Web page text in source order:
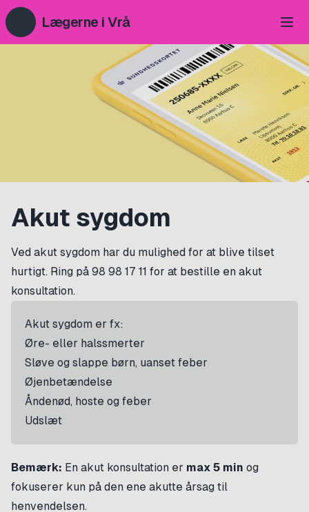
Lægerne i Vrå
Akut sygdom
Ved akut sygdom har du mulighed for at blive tilset
hurtigt. Ring på 98 98 17 11 for at bestille en akut
konsultation.
Akut sygdom er fx:
Øre- eller halssmerter
Sløve og slappe børn, uanset feber
Øjenbetændelse
Åndenød, hoste og feber
Udslæt
Bemærk: En akut konsultation er max 5 min og
fokuserer kun på den ene akutte årsag til
henvendelsen.